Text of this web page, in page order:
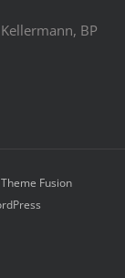
BP
Theme Fusion